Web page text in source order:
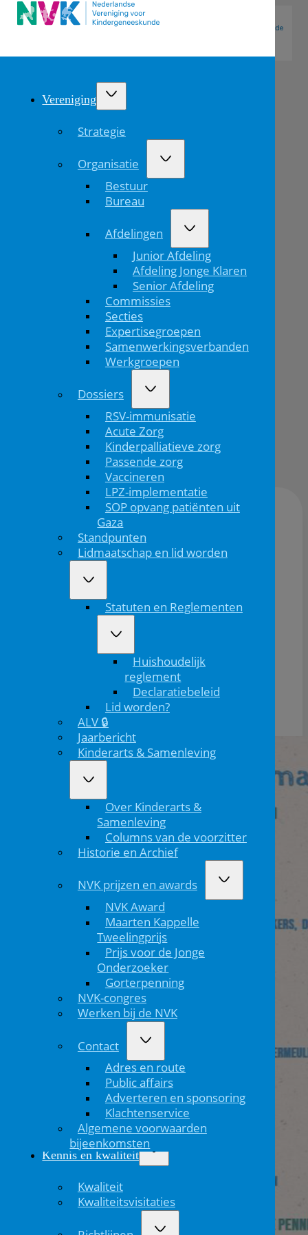
Vereniging
Strategie
Organisatie
Bestuur
Bureau
Afdelingen
Junior Afdeling
Afdeling Jonge Klaren
Senior Afdeling
Commissies
Secties
Expertisegroepen
Samenwerkingsverbanden
Werkgroepen
Dossiers
RSV-immunisatie
Acute Zorg
Kinderpalliatieve zorg
Passende zorg
Vaccineren
LPZ-implementatie
SOP opvang patiënten uit
Gaza
Standpunten
Lidmaatschap en lid worden
Statuten en Reglementen
Huishoudelijk
reglement
Declaratiebeleid
Lid worden?
ALV 🔒
Jaarbericht
Kinderarts & Samenleving
Over Kinderarts &
Samenleving
Columns van de voorzitter
Historie en Archief
NVK prijzen en awards
NVK Award
Maarten Kappelle
Tweelingprijs
Prijs voor de Jonge
Onderzoeker
Gorterpenning
NVK-congres
Werken bij de NVK
Contact
Adres en route
Public affairs
Adverteren en sponsoring
Klachtenservice
Algemene voorwaarden
bijeenkomsten
Kennis en kwaliteit
Kwaliteit
Kwaliteitsvisitaties
Najaarssymposium
verleggen
Lumière Maastricht
21 november
is het najaarssymposium nvkn en tevens
Verdere informatie over deze bijeenkomst en aanmelden
hier